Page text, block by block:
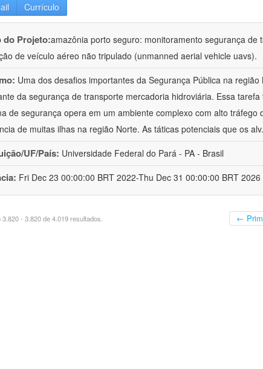
Currículo
do Projeto:amazônia porto seguro: monitoramento segurança de
de veículo aéreo não tripulado (unmanned aerial vehicle uavs).
Uma dos desafios importantes da Segurança Pública na
da segurança de transporte mercadoria hidroviária. Essa
de segurança opera em um ambiente complexo com alto tráfego
de muitas ilhas na região Norte. As táticas potenciais que os alv
UF/País: Universidade Federal do Pará - PA - Brasil
Fri Dec 23 00:00:00 BRT 2022-Thu Dec 31 00:00:00 BRT 2026
3.820 - 3.820 de 4.019 resultados. ←